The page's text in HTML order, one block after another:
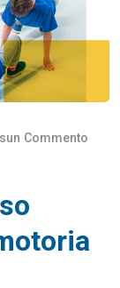
Commento